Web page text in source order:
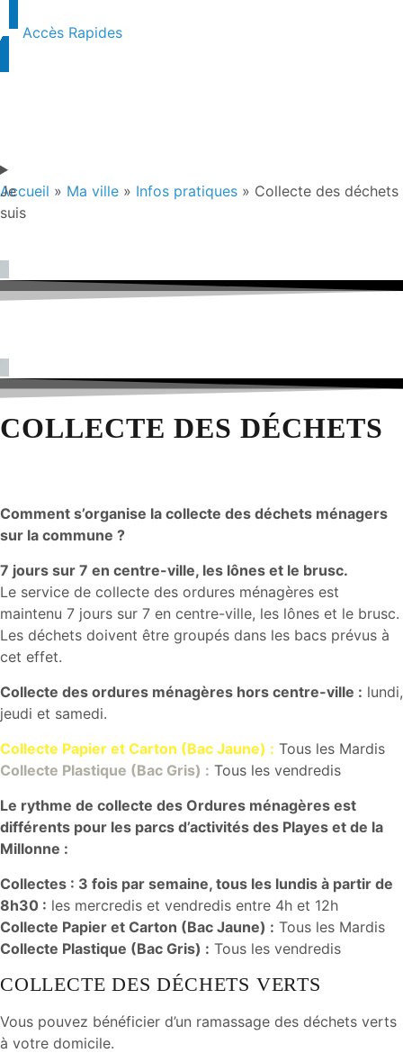
principal
Accès Rapides
Je
suis
Accueil » Ma ville » Infos pratiques » Collecte des déchets
COLLECTE DES DÉCHETS
Comment s’organise la collecte des déchets ménagers
sur la commune ?
7 jours sur 7 en centre-ville, les lônes et le brusc.
Le service de collecte des ordures ménagères est
maintenu 7 jours sur 7 en centre-ville, les lônes et le brusc.
Les déchets doivent être groupés dans les bacs prévus à
cet effet.
Collecte des ordures ménagères hors centre-ville : lundi,
jeudi et samedi.
Collecte Papier et Carton (Bac Jaune) : Tous les Mardis
Collecte Plastique (Bac Gris) : Tous les vendredis
Le rythme de collecte des Ordures ménagères est
différents pour les parcs d’activités des Playes et de la
Millonne :
Collectes : 3 fois par semaine, tous les lundis à partir de
8h30 : les mercredis et vendredis entre 4h et 12h
Collecte Papier et Carton (Bac Jaune) : Tous les Mardis
Collecte Plastique (Bac Gris) : Tous les vendredis
COLLECTE DES DÉCHETS VERTS
Vous pouvez bénéficier d’un ramassage des déchets verts
à votre domicile.